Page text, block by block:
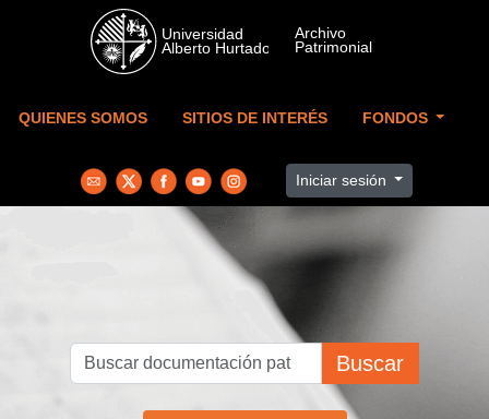
Skip to main content
QUIENES SOMOS SITIOS DE INTERÉS FONDOS
Iniciar sesión
Buscar